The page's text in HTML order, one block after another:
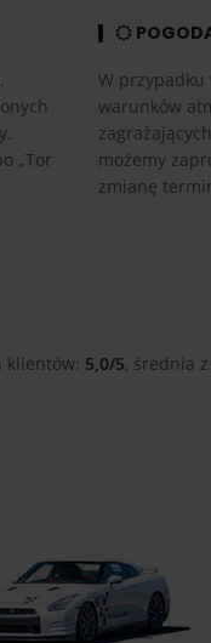
„Tor
W
warunków
możemy
zmianę
klientów: 5,0/5, średnia